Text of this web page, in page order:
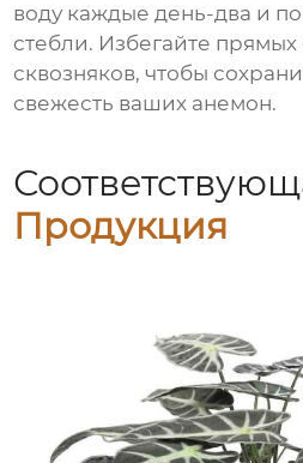
воду каждые день-два и
стебли. Избегайте
сквозняков, чтобы
свежесть ваших анемон.
Продукция